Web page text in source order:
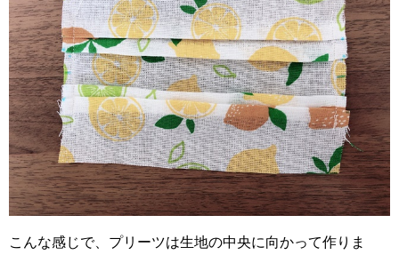
こんな感じで、プリーツは生地の中央に向かって作りま